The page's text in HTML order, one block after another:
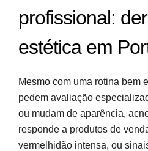
profissional:
estética em
Mesmo com uma rotina bem
pedem avaliação
ou mudam de aparência,
responde a produtos de
vermelhidão intensa, ou